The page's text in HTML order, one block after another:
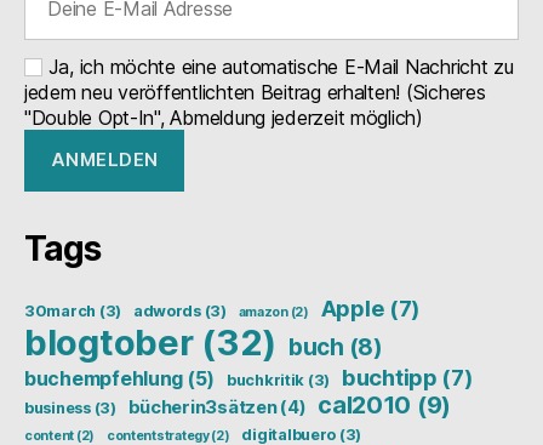
Ja, ich möchte eine automatische E-Mail Nachricht zu
jedem neu veröffentlichten Beitrag erhalten! (Sicheres
"Double Opt-In", Abmeldung jederzeit möglich)
Tags
30march (3) adwords(3) amazon(2) Apple (7)
blogtober(32) buch (8)
buchempfehlung (5) buchkritik (3) buchtipp (7)
business(3) bücherin3sätzen(4) cal2010 (9)
content (2) contentstrategy(2) digitalbuero (3)